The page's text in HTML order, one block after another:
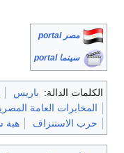
مصر portal
سينما portal
الكلمات الدالة: باريس
المخابرات العامة
حرب الاستنزاف
هبة